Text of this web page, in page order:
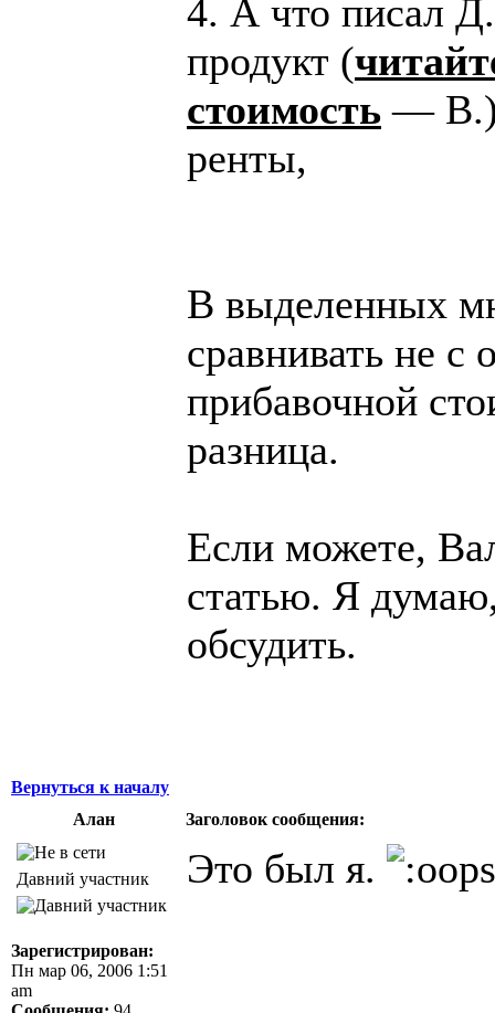
4. А что писал
продукт (
стоимость — В.),
ренты,
В выделенных
сравнивать не с
прибавочной
разница.
Если можете,
статью. Я
обсудить.
Вернуться к началу
Алан
Заголовок сообщения:
Давний участник
Зарегистрирован:
Пн мар 06, 2006 1:51
am
Это был я.